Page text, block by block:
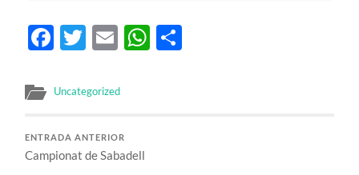
Facebook
Twitter
EmailWhatsApp
Uncategorized
ENTRADA ANTERIOR
Campionat de Sabadell